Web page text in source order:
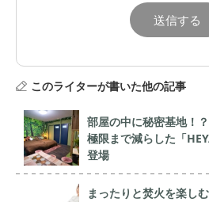
このライターが書いた他の記事
部屋の中に秘密基地！
極限まで減らした「
登場
まったりと焚火を楽し